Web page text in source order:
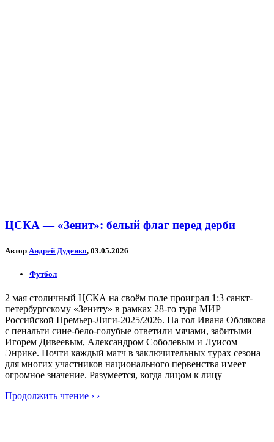
ЦСКА — «Зенит»: белый флаг перед дерби
Автор Андрей Дуденко, 03.05.2026
Футбол
2 мая столичный ЦСКА на своём поле проиграл 1:3 санкт-
петербургскому «Зениту» в рамках 28-го тура МИР
Российской Премьер-Лиги-2025/2026. На гол Ивана Облякова
с пенальти сине-бело-голубые ответили мячами, забитыми
Игорем Дивеевым, Александром Соболевым и Луисом
Энрике. Почти каждый матч в заключительных турах сезона
для многих участников национального первенства имеет
огромное значение. Разумеется, когда лицом к лицу
Продолжить чтение › ›